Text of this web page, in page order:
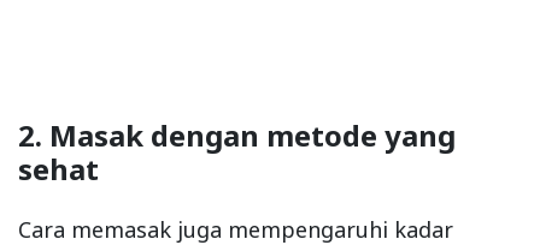
2. Masak dengan metode yang
sehat
Cara memasak juga mempengaruhi kadar